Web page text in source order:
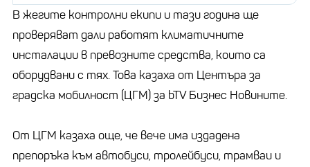
В жегите контролни екипи и тази година ще
проверяват дали работят климатичните
инсталации в превозните средства, които са
оборудвани с тях. Това казаха от Центъра за
градска мобилност (ЦГМ) за bTV Бизнес Новините.
От ЦГМ казаха още, че вече има издадена
препоръка към автобуси, тролейбуси, трамваи и